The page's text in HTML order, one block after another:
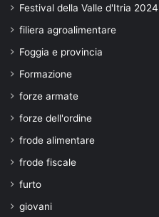
Festival della Valle d'Itria 2024
filiera agroalimentare
Foggia e provincia
Formazione
forze armate
forze dell'ordine
frode alimentare
frode fiscale
furto
giovani